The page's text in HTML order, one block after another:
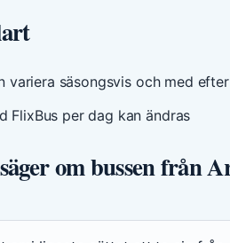
variera säsongsvis och med
FlixBus per dag kan ändras
om bussen från